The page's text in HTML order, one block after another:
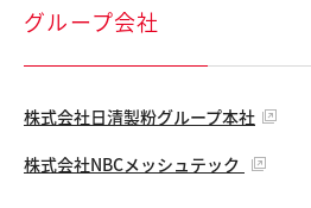
グループ会社
株式会社日清製粉グループ本社
株式会社NBCメッシュテック